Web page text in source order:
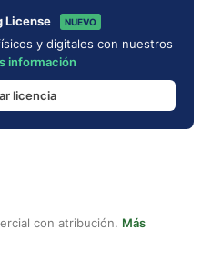
License NUEVO
y digitales con nuestros
información
licencia
con atribución. Más